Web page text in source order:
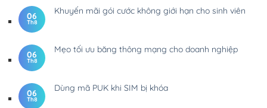
06
Th8
Khuyến mãi gói cước không giới hạn cho sinh viên
06
Th8
Mẹo tối ưu băng thông mạng cho doanh nghiệp
06
Th8
Dùng mã PUK khi SIM bị khóa